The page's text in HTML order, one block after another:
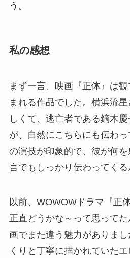
う。
私の感想
まず一言、映画『正体』は
まれる作品でした。横浜流
しくて、逃亡者である鏑木
が、自然にこちらにも伝わ
の演技が印象的で、彼が何
言でもしっかり伝わってくる
以前、WOWOWドラマ『正
正直どうかな～って思って
画でまた違う魅力がありま
くりと丁寧に描かれていた